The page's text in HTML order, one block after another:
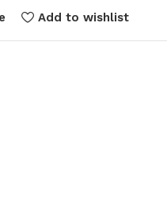
Add to wishlist